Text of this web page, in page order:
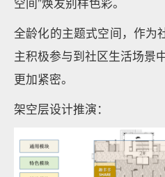
全龄化的主题式空间，作为
主积极参与到社区生活场景
更加紧密。
架空层设计推演：